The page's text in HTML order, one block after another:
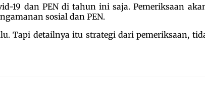
19 dan PEN di tahun ini saja. Pemeriksaan
sosial dan PEN.
detailnya itu strategi dari pemeriksaan,